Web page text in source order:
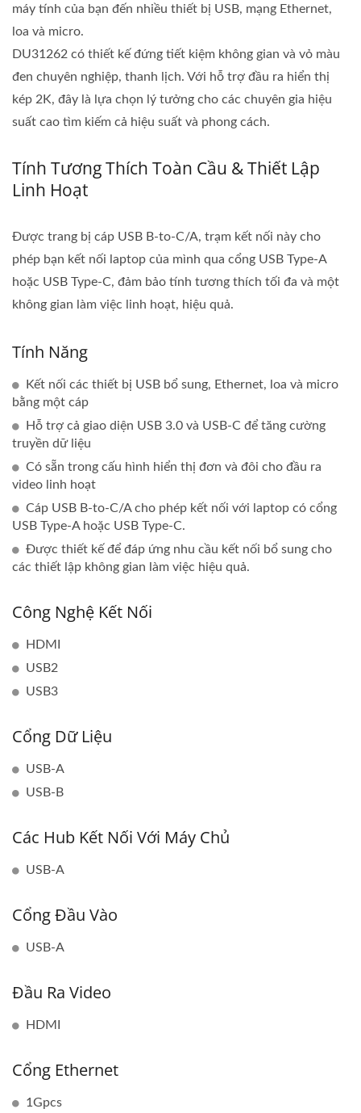
máy tính của bạn đến nhiều thiết bị USB, mạng Ethernet,
loa và micro.
DU31262 có thiết kế đứng tiết kiệm không gian và vỏ màu
đen chuyên nghiệp, thanh lịch. Với hỗ trợ đầu ra hiển thị
kép 2K, đây là lựa chọn lý tưởng cho các chuyên gia hiệu
suất cao tìm kiếm cả hiệu suất và phong cách.
Tính Tương Thích Toàn Cầu & Thiết Lập
Linh Hoạt
Được trang bị cáp USB B-to-C/A, trạm kết nối này cho
phép bạn kết nối laptop của mình qua cổng USB Type-A
hoặc USB Type-C, đảm bảo tính tương thích tối đa và một
không gian làm việc linh hoạt, hiệu quả.
Tính Năng
Kết nối các thiết bị USB bổ sung, Ethernet, loa và micro
bằng một cáp
Hỗ trợ cả giao diện USB 3.0 và USB-C để tăng cường
truyền dữ liệu
Có sẵn trong cấu hình hiển thị đơn và đôi cho đầu ra
video linh hoạt
Cáp USB B-to-C/A cho phép kết nối với laptop có cổng
USB Type-A hoặc USB Type-C.
Được thiết kế để đáp ứng nhu cầu kết nối bổ sung cho
các thiết lập không gian làm việc hiệu quả.
Công Nghệ Kết Nối
HDMI
USB2
USB3
Cổng Dữ Liệu
USB-A
USB-B
Các Hub Kết Nối Với Máy Chủ
USB-A
Cổng Đầu Vào
USB-A
Đầu Ra Video
HDMI
Cổng Ethernet
1Gpcs